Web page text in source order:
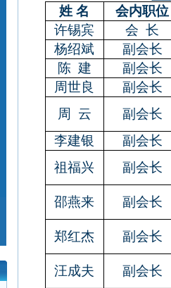
姓 名
会内职位
许锡宾
会 长
杨绍斌
副会长
陈 建
副会长
周世良
副会长
周
云
副会长
李建银
副会长
祖福兴
副会长
邵燕来 副会长
郑红杰 副会长
汪成夫 副会长